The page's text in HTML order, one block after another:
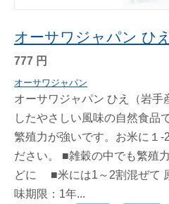
オーサワジャパン ひ
777 円
オーサワジャパン
オーサワジャパン ひえ（岩手
したやさしい風味の自然食品
繁殖力が強いです。お米に１-
ださい。 ■雑穀の中でも繁
どに ■米には1～2割混ぜて
味期限：1年...